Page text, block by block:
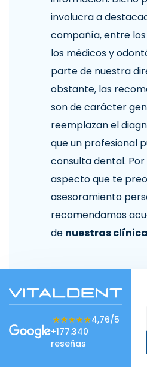
involucra a
compañía, entre
los médicos y
parte de nuestra
obstante, las
son de carácter
reemplazan el
que un profesional
consulta dental.
aspecto que te
asesoramiento
recomendamos
de nuestras
★★★★★
★★★★★4,76/5
+177.340
reseñas